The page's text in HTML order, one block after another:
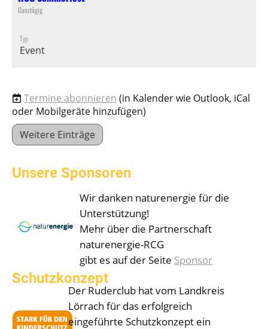
Ganztägig
Typ
Event
Termine abonnieren (in Kalender wie Outlook, iCal
oder Mobilgeräte hinzufügen)
Weitere Einträge
Unsere Sponsoren
Wir danken naturenergie für die
Unterstützung!
Mehr über die Partnerschaft
naturenergie-RCG
gibt es auf der Seite Sponsor
Schutzkonzept
Der Ruderclub hat vom Landkreis
Lörrach für das erfolgreich
eingeführte Schutzkonzept ein